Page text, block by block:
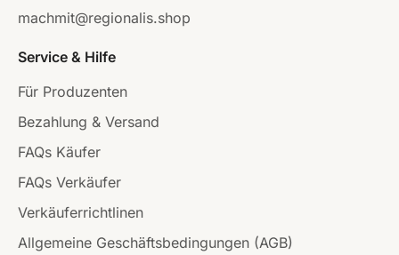
machmit@regionalis.shop
Service & Hilfe
Für Produzenten
Bezahlung & Versand
FAQs Käufer
FAQs Verkäufer
Verkäuferrichtlinen
Allgemeine Geschäftsbedingungen (AGB)